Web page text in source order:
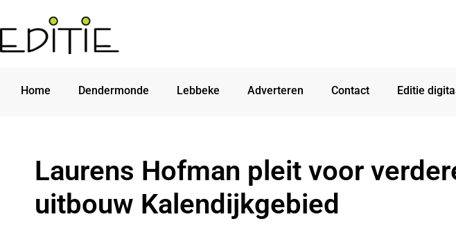
Home Dendermonde Lebbeke Adverteren Contact Editie
Laurens Hofman pleit voor
uitbouw Kalendijkgebied